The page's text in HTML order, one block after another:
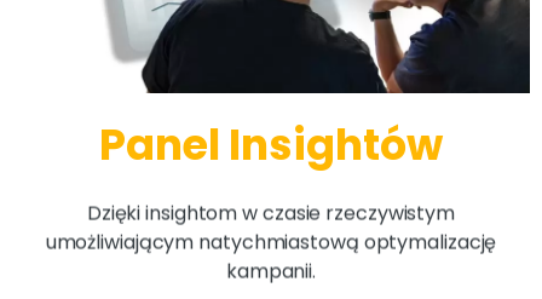
Panel Insightów
Dzięki insightom w czasie rzeczywistym
umożliwiającym natychmiastową optymalizację
kampanii.